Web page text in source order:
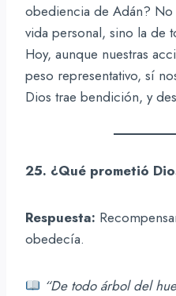
obediencia de Adán? No
vida personal, sino la de
Hoy, aunque nuestras
peso representativo, sí
Dios trae bendición, y
25. ¿Qué prometió
Respuesta:
obedecía.
“De todo árbol del